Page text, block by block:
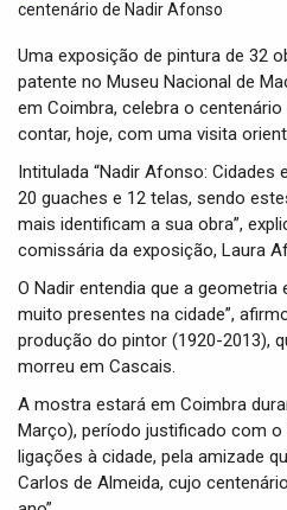
Uma exposição de pintura de 32
patente no Museu Nacional de
em Coimbra, celebra o
contar, hoje, com uma visita
Intitulada “Nadir Afonso: Cidades
20 guaches e 12 telas, sendo
mais identificam a sua obra”,
comissária da exposição, Laura
O Nadir entendia que a
muito presentes na cidade”,
produção do pintor (1920-2013),
morreu em Cascais.
A mostra estará em Coimbra
Março), período justificado com o
ligações à cidade, pela amizade
Carlos de Almeida, cujo